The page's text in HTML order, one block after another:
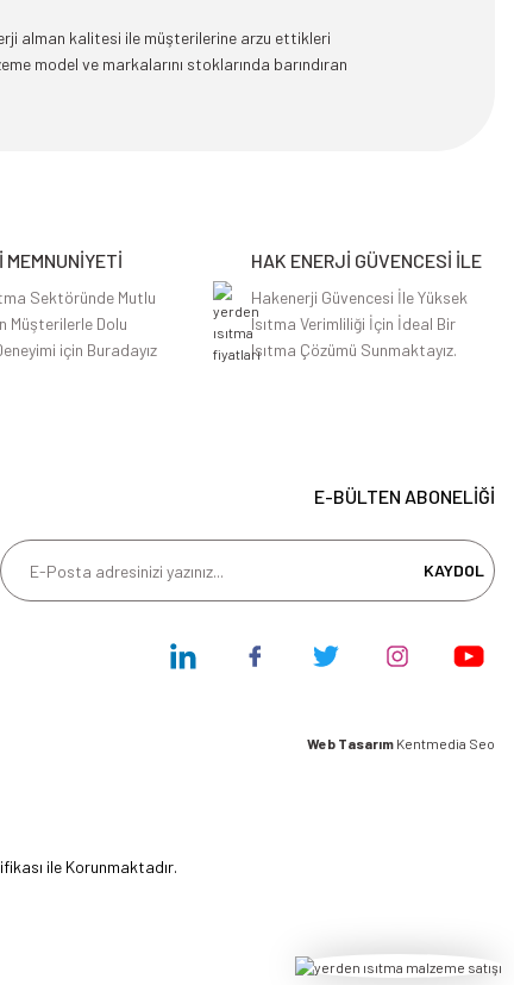
alman kalitesi ile müşterilerine arzu ettikleri
model ve markalarını stoklarında barındıran
MEMNUNİYETİ
Sektöründe Mutlu
Müşterilerle Dolu
için Buradayız
HAK ENERJİ GÜVENCESİ İLE
Hakenerji Güvencesi İle Yüksek
Isıtma Verimliliği İçin İdeal Bir
Isıtma Çözümü Sunmaktayız.
E-BÜLTEN ABONELİĞİ
KAYDOL
Web Tasarım Kentmedia Seo
ile Korunmaktadır.